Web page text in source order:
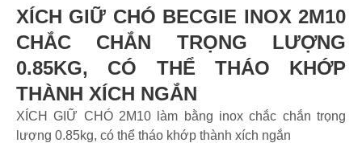
XÍCH GIỮ CHÓ BECGIE INOX 2M10
CHẮC CHẮN TRỌNG LƯỢNG
0.85KG, CÓ THỂ THÁO KHỚP
THÀNH XÍCH NGẮN
XÍCH GIỮ CHÓ 2M10 làm bằng inox chắc chắn trọng
lượng 0.85kg, có thể tháo khớp thành xích ngắn